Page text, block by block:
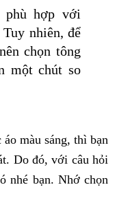
phù hợp với
nhiên, để
chọn tông
một chút so
màu sáng, thì bạn
Do đó, với câu hỏi
nhé bạn. Nhớ chọn